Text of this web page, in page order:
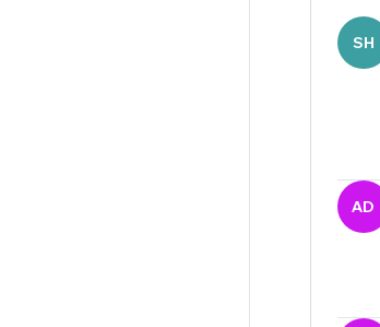
SH
AD